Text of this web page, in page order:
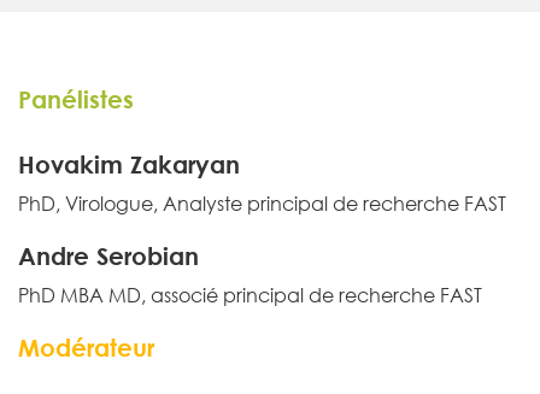
Panélistes
Hovakim Zakaryan
PhD, Virologue, Analyste principal de recherche FAST
Andre Serobian
PhD MBA MD, associé principal de recherche FAST
Modérateur